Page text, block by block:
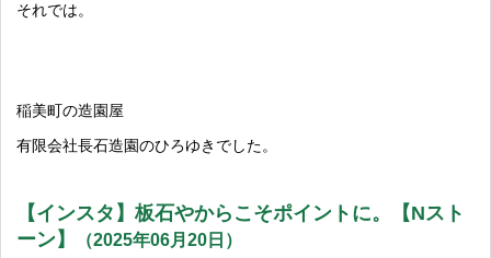
それでは。
稲美町の造園屋
有限会社長石造園のひろゆきでした。
【インスタ】板石やからこそポイントに。【Nスト
ーン】
（2025年06月20日）